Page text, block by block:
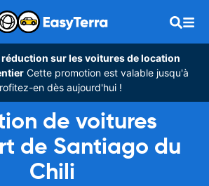
sur les voitures de location
Cette promotion est valable jusqu'à
en dès aujourd'hui !
de voitures
de Santiago du
Chili